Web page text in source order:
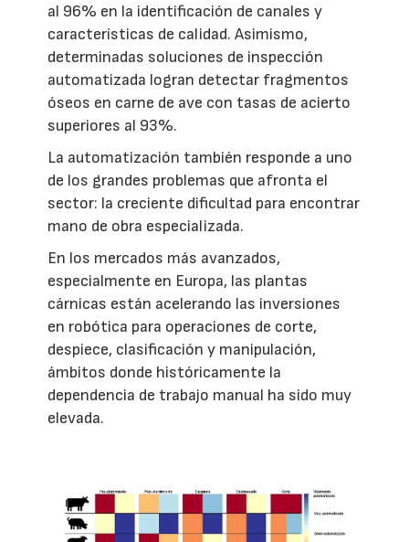
al 96% en la identificación de canales y
características de calidad. Asimismo,
determinadas soluciones de inspección
automatizada logran detectar fragmentos
óseos en carne de ave con tasas de acierto
superiores al 93%.
La automatización también responde a uno
de los grandes problemas que afronta el
sector: la creciente dificultad para encontrar
mano de obra especializada.
En los mercados más avanzados,
especialmente en Europa, las plantas
cárnicas están acelerando las inversiones
en robótica para operaciones de corte,
despiece, clasificación y manipulación,
ámbitos donde históricamente la
dependencia de trabajo manual ha sido muy
elevada.